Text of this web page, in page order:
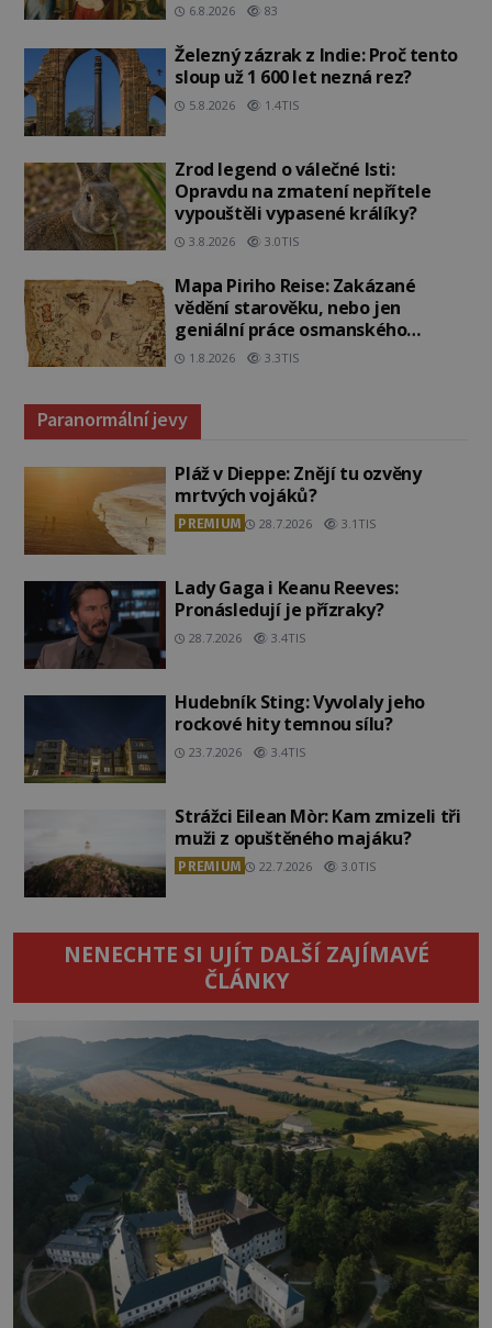
6.8.2026 83
Železný zázrak z Indie: Proč tento
sloup už 1 600 let nezná rez?
5.8.2026 1.4TIS
Zrod legend o válečné lsti:
Opravdu na zmatení nepřítele
vypouštěli vypasené králíky?
3.8.2026 3.0TIS
Mapa Piriho Reise: Zakázané
vědění starověku, nebo jen
geniální práce osmanského
admirála?
1.8.2026 3.3TIS
Paranormální jevy
Pláž v Dieppe: Znějí tu ozvěny
mrtvých vojáků?
PREMIUM 28.7.2026 3.1TIS
Lady Gaga i Keanu Reeves:
Pronásledují je přízraky?
28.7.2026 3.4TIS
Hudebník Sting: Vyvolaly jeho
rockové hity temnou sílu?
23.7.2026 3.4TIS
Strážci Eilean Mòr: Kam zmizeli tři
muži z opuštěného majáku?
PREMIUM 22.7.2026 3.0TIS
NENECHTE SI UJÍT DALŠÍ ZAJÍMAVÉ
ČLÁNKY